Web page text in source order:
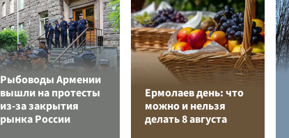
Рыбоводы Армении
вышли на протесты
из-за закрытия
рынка России
Ермолаев день: что
можно и нельзя
делать 8 августа